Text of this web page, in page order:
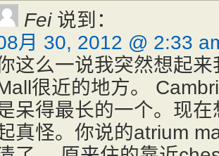
Fei 说到：
月 30, 2012 @ 2:33
这么一说我突然想起
很近的地方。
呆得最长的一个。现
真怪。你说的atrium